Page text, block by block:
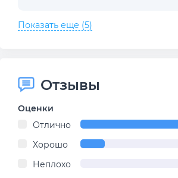
Показать еще (5)
Отзывы
Оценки
Отлично
Хорошо
Неплохо